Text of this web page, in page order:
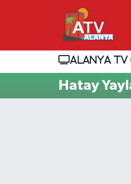
ALANYA TV
Hatay